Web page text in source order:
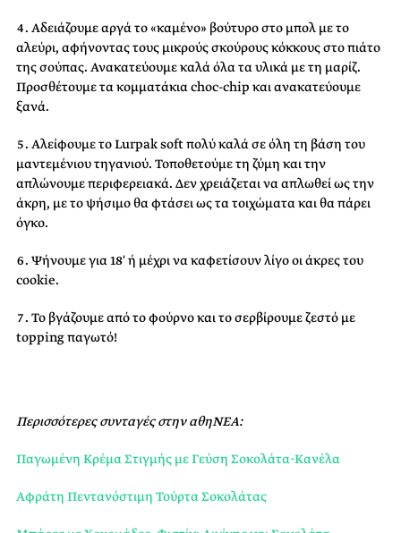
Αδειάζουμε αργά το «καμένο» βούτυρο στο μπολ με το
αλεύρι, αφήνοντας τους μικρούς σκούρους κόκκους στο πιάτο
της σούπας. Ανακατεύουμε καλά όλα τα υλικά με τη μαρίζ.
Προσθέτουμε τα κομματάκια choc-chip και ανακατεύουμε
ξανά.
Αλείφουμε το Lurpak soft πολύ καλά σε όλη τη βάση του
μαντεμένιου τηγανιού. Τοποθετούμε τη ζύμη και την
απλώνουμε περιφερειακά. Δεν χρειάζεται να απλωθεί ως την
άκρη, με το ψήσιμο θα φτάσει ως τα τοιχώματα και θα πάρει
όγκο.
Ψήνουμε για 18′ ή μέχρι να καφετίσουν λίγο οι άκρες του
cookie.
Το βγάζουμε από το φούρνο και το σερβίρουμε ζεστό με
topping παγωτό!
Περισσότερες συνταγές στην αθηΝΕΑ:
Παγωμένη Κρέμα Στιγμής με Γεύση Σοκολάτα-Κανέλα
Αφράτη Πεντανόστιμη Τούρτα Σοκολάτας